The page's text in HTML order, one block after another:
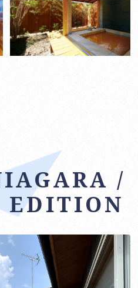
/
EDITION